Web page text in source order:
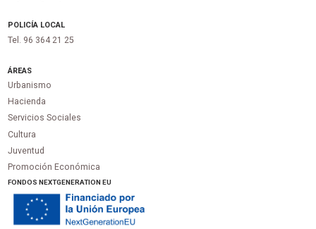
POLICÍA LOCAL
Tel. 96 364 21 25
ÁREAS
Urbanismo
Hacienda
Servicios Sociales
Cultura
Juventud
Promoción Económica
FONDOS NEXTGENERATION EU